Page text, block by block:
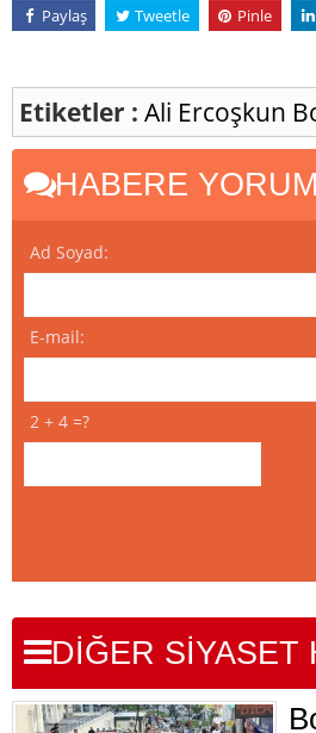
Paylaş Tweetle Pinle
Etiketler : Ali Ercoşkun
HABERE
Ad Soyad:
E-mail:
2 + 4 =?
DİĞER SİYASET